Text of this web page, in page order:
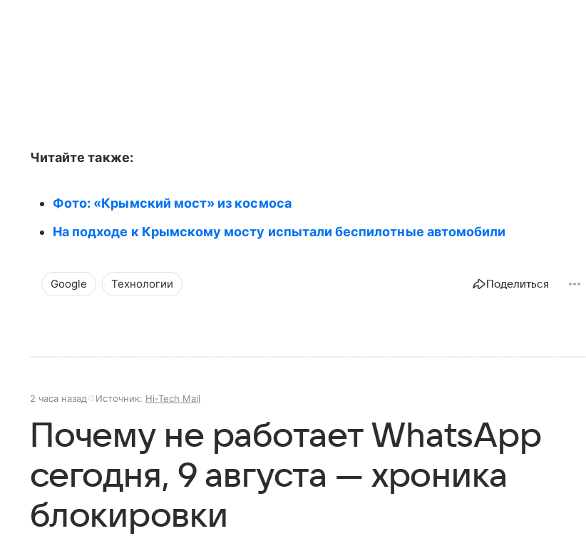
Читайте также:
Фото: «Крымский мост» из космоса
На подходе к Крымскому мосту испытали беспилотные автомобили
Google Технологии Поделиться
2 часа назад Источник: Hi-Tech Mail
Почему не работает WhatsApp
сегодня, 9 августа — хроника
блокировки